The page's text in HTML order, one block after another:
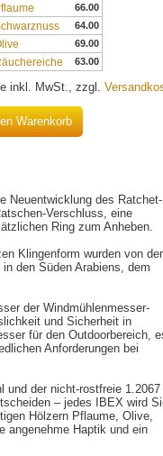
66.00
64.00
69.00
63.00
inkl. MwSt., zzgl.
Warenkorb
Neuentwicklung des Ratchet-
Verschluss, eine
Ring zum Anheben.
Klingenform wurden von der
den Süden Arabiens, dem
der Windmühlenmesser-
und Sicherheit in
für den Outdoorbereich,
Anforderungen bei
und der nicht-rostfreie 1.2067
– jedes IBEX wird
Hölzern Pflaume, Olive,
angenehme Haptik und ein